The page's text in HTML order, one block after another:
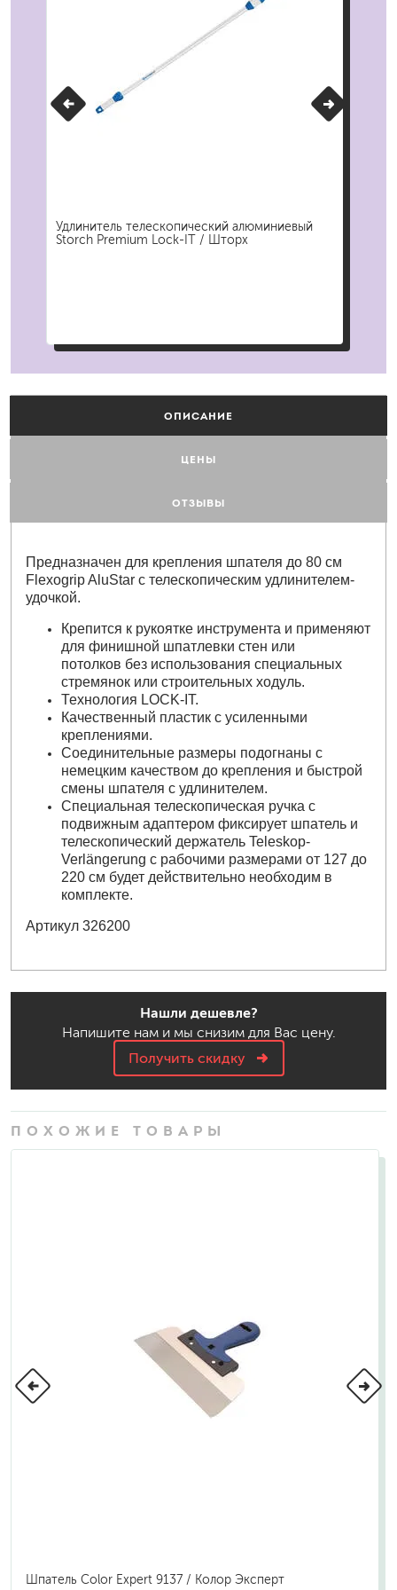
Удлинитель телескопический алюминиевый
Storch Premium Lock-IT / Шторх
ОПИСАНИЕ
ЦЕНЫ
ОТЗЫВЫ
Предназначен для крепления шпателя до 80 см
Flexogrip AluStar с телескопическим удлинителем-
удочкой.
Крепится к рукоятке инструмента и применяют
для финишной шпатлевки стен или
потолков без использования специальных
стремянок или строительных ходуль.
Технология LOCK-IT.
Качественный пластик с усиленными
креплениями.
Соединительные размеры подогнаны с
немецким качеством до крепления и быстрой
смены шпателя с удлинителем.
Специальная телескопическая ручка с
подвижным адаптером фиксирует шпатель и
телескопический держатель Teleskop-
Verlängerung с рабочими размерами от 127 до
220 см будет действительно необходим в
комплекте.
Артикул 326200
Нашли дешевле?
Напишите нам и мы снизим для Вас цену.
Получить скидку
ПОХОЖИЕ ТОВАРЫ
Шпатель Color Expert 9137 / Колор Эксперт